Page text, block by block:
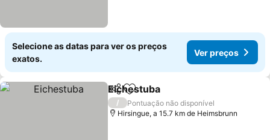
Selecione as datas para ver os preços
exatos.
Ver preços
PartilharAdicionar aos favoritos
Eichestuba
/
Pontuação não disponível
Hirsingue, a 15.7 km de Heimsbrunn